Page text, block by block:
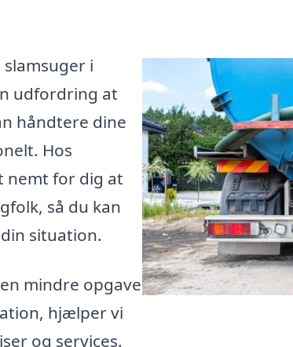
i
udfordring at
håndtere dine
Hos
nemt for dig at
så du kan
situation.
mindre opgave
hjælper vi
og services.